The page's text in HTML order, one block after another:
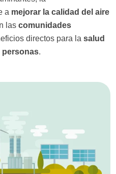
a mejorar la calidad del aire
lascomunidades
directos para lasalud
personas.